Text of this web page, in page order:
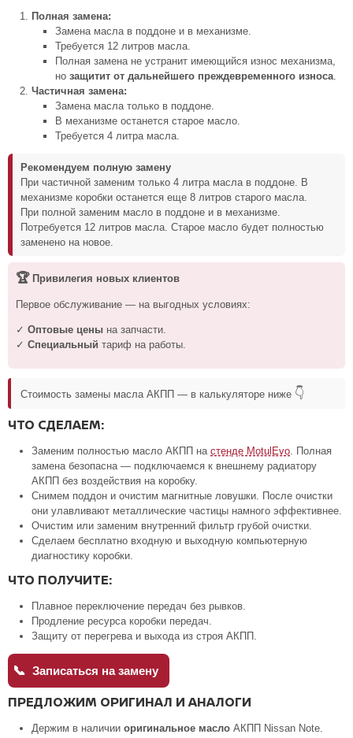
Полная замена:
Замена масла в поддоне и в механизме.
Требуется 12 литров масла.
Полная замена не устранит имеющийся износ механизма,
но защитит от дальнейшего преждевременного износа.
Частичная замена:
Замена масла только в поддоне.
В механизме останется старое масло.
Требуется 4 литра масла.
Рекомендуем полную замену
При частичной заменим только 4 литра масла в поддоне. В
механизме коробки останется еще 8 литров старого масла.
При полной заменим масло в поддоне и в механизме.
Потребуется 12 литров масла. Старое масло будет полностью
заменено на новое.
🏆Привилегия новых клиентов
Первое обслуживание — на выгодных условиях:
✓ Оптовые цены на запчасти.
✓ Специальный тариф на работы.
Стоимость замены масла АКПП — в калькуляторе ниже 👇
ЧТО СДЕЛАЕМ:
Заменим полностью масло АКПП на стенде MotulEvo. Полная
замена безопасна — подключаемся к внешнему радиатору
АКПП без воздействия на коробку.
Снимем поддон и очистим магнитные ловушки. После очистки
они улавливают металлические частицы намного эффективнее.
Очистим или заменим внутренний фильтр грубой очистки.
Сделаем бесплатно входную и выходную компьютерную
диагностику коробки.
ЧТО ПОЛУЧИТЕ:
Плавное переключение передач без рывков.
Продление ресурса коробки передач.
Защиту от перегрева и выхода из строя АКПП.
📞 Записаться на замену
ПРЕДЛОЖИМ ОРИГИНАЛ И АНАЛОГИ
Держим в наличии оригинальное масло АКПП Nissan Note.